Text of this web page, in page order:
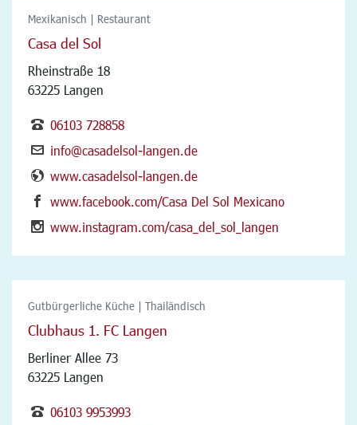
Mexikanisch | Restaurant
Casa del Sol
Rheinstraße 18
63225 Langen
06103 728858
info@casadelsol-langen.de
www.casadelsol-langen.de
www.facebook.com/Casa Del Sol Mexicano
www.instagram.com/casa_del_sol_langen
Gutbürgerliche Küche | Thailändisch
Clubhaus 1. FC Langen
Berliner Allee 73
63225 Langen
06103 9953993